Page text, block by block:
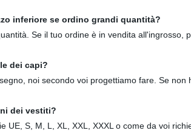
inferiore se ordino grandi quantità?
Se il tuo ordine è in vendita all'ingrosso,
dei capi?
noi secondo voi progettiamo fare. Se
dei vestiti?
UE, S, M, L, XL, XXL, XXXL o come da voi